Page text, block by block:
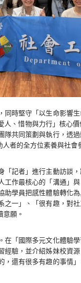
時堅守「以生命影響
、惜物與力行」核心
共同策劃與執行，透
者的全方位素養與社會
記者」進行主動訪談
作最核心的「溝通」
學員把感性體驗轉化
一」、「很有趣，對
願。
「國際多元文化體驗
驗，並介紹姊妹校資
還有很多有趣的事情